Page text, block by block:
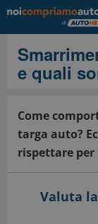
e quali
Come
targa auto?
rispettare
Valuta